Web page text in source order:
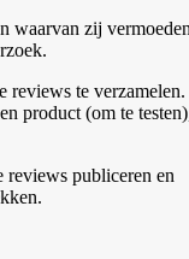
waarvan zij
reviews te verzamelen.
product (om te
reviews publiceren en